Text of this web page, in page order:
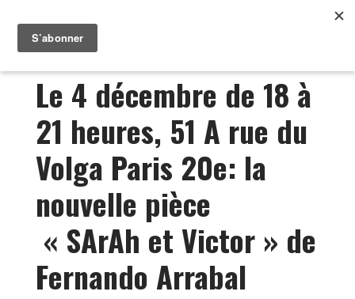
Le 4 décembre de 18 à
21 heures, 51 A rue du
Volga Paris 20e: la
nouvelle pièce
« SArAh et Victor » de
Fernando Arrabal